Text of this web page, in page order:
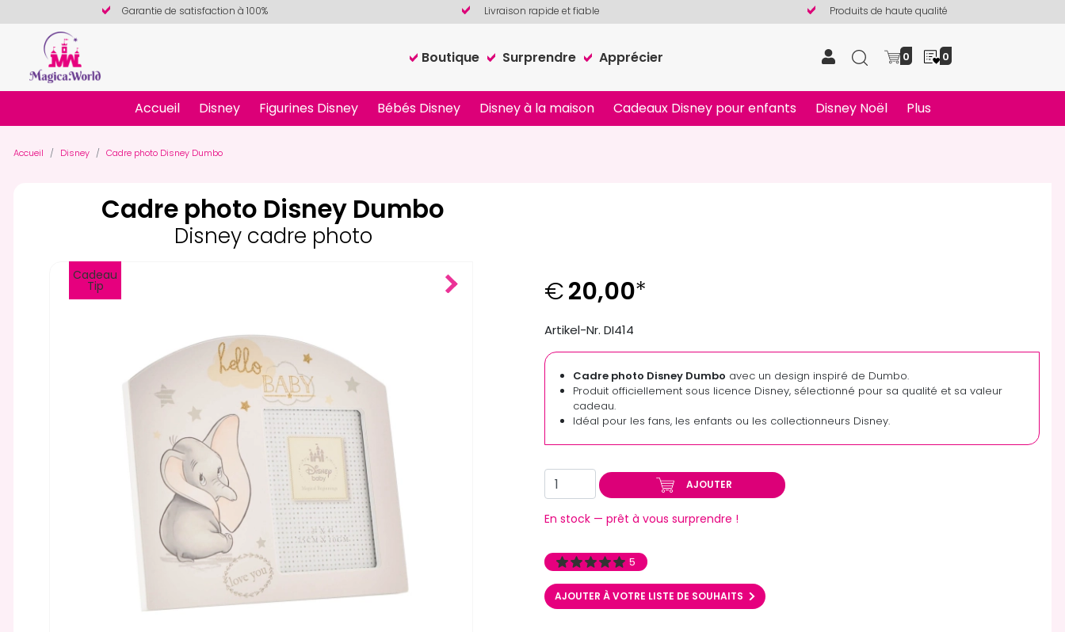
Garantie de satisfaction à 100% Livraison rapide et fiable Produits de haute qualité
Boutique Surprendre Apprécier 0 0
Accueil Disney Figurines Disney Bébés Disney Disney à la maison Cadeaux Disney pour enfants Disney Noël Plus
Accueil Disney Cadre photo Disney Dumbo
Cadre photo Disney Dumbo
Disney cadre photo
Cadeau
Tip €20,00*
Artikel-Nr. DI414
Cadre photo Disney Dumbo avec un design inspiré de Dumbo.
Produit officiellement sous licence Disney, sélectionné pour sa qualité et sa valeur
cadeau.
Idéal pour les fans, les enfants ou les collectionneurs Disney.
AJOUTER
En stock — prêt à vous surprendre !
5
AJOUTER À VOTRE LISTE DE SOUHAITS